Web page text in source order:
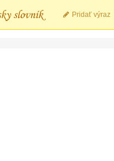
Pridať výraz